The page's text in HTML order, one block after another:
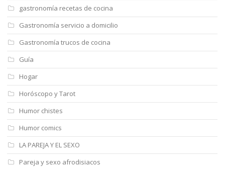
gastronomía recetas de cocina
Gastronomía servicio a domicilio
Gastronomía trucos de cocina
Guía
Hogar
Horóscopo y Tarot
Humor chistes
Humor comics
LA PAREJA Y EL SEXO
Pareja y sexo afrodisiacos